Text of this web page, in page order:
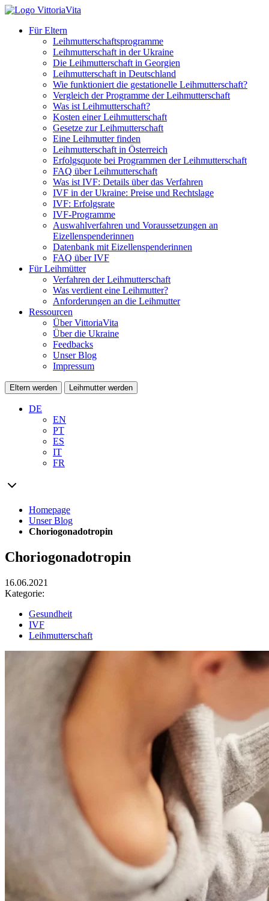
Für Eltern
Leihmutterschaftsprogramme
Leihmutterschaft in der Ukraine
Die Leihmutterschaft in Georgien
Leihmutterschaft in Deutschland
Wie funktioniert die gestationelle Leihmutterschaft?
Vergleich der Programme der Leihmutterschaft
Was ist Leihmutterschaft?
Kosten einer Leihmutterschaft
Gesetze zur Leihmutterschaft
Eine Leihmutter finden
Leihmutterschaft in Österreich
Erfolgsquote bei Programmen der Leihmutterschaft
FAQ über Leihmutterschaft
Was ist IVF: Details über das Verfahren
IVF in der Ukraine: Preise und Rechtslage
IVF: Erfolgsrate
IVF-Programme
Auswahlverfahren und Voraussetzungen an
Eizellenspenderinnen
Datenbank mit Eizellenspenderinnen
FAQ über IVF
Für Leihmütter
Verfahren der Leihmutterschaft
Was verdient eine Leihmutter?
Anforderungen an die Leihmutter
Ressourcen
Über VittoriaVita
Über die Ukraine
Feedbacks
Unser Blog
Impressum
Eltern werden Leihmutter werden
DE
EN
PT
ES
IT
FR
Homepage
Unser Blog
Choriogonadotropin
Choriogonadotropin
16.06.2021
Kategorie:
Gesundheit
IVF
Leihmutterschaft